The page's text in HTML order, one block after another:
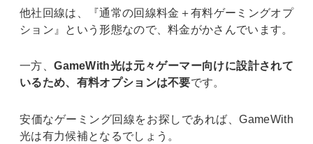
他社回線は、『通常の回線料金＋有料ゲーミングオプ
ション』という形態なので、料金がかさんでいます。
一方、GameWith光は元々ゲーマー向けに設計されて
いるため、有料オプションは不要です。
安価なゲーミング回線をお探しであれば、GameWith
光は有力候補となるでしょう。